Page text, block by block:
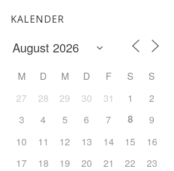
KALENDER
M D M D F S
S
27
28 29 30 31 1
2
3
4 5 6 7 8
9
10
11 12 13 14 15
16
17
18 19 20 21 22
23